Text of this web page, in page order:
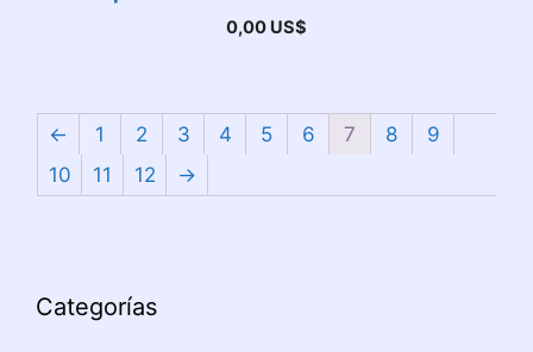
0,00 US$
← 1 2 3 4 5 6 7 8
9
10
11 12 →
Categorías